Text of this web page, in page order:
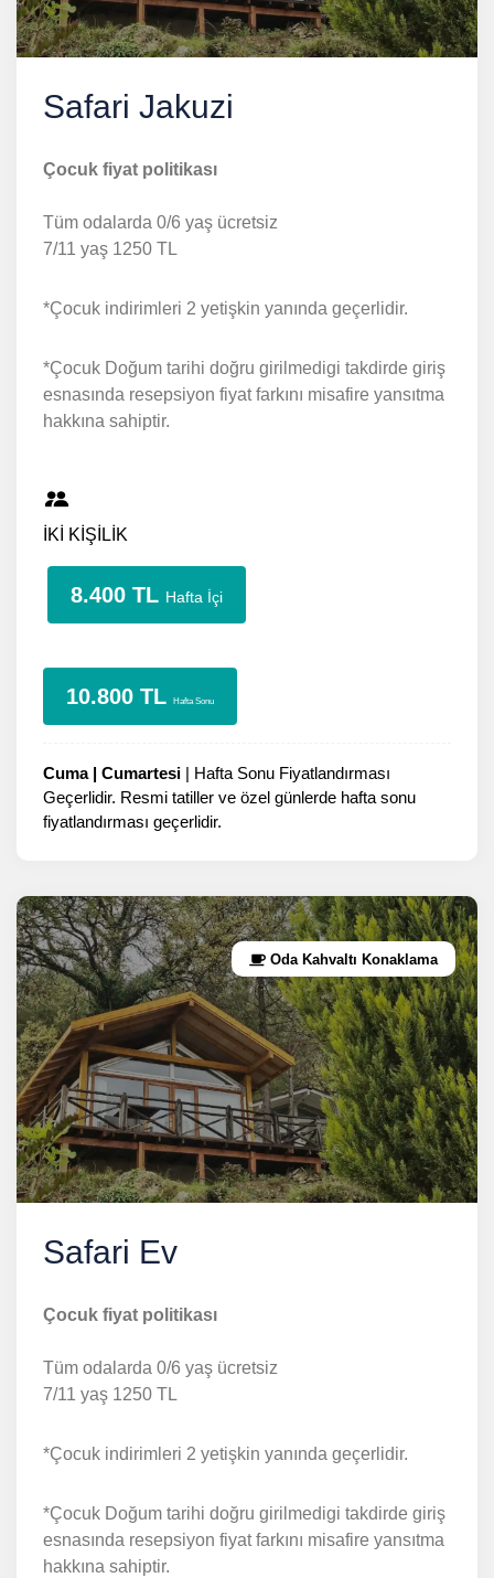
Safari Jakuzi
Çocuk fiyat politikası
Tüm odalarda 0/6 yaş ücretsiz
7/11 yaş 1250 TL
*Çocuk indirimleri 2 yetişkin yanında geçerlidir.
*Çocuk Doğum tarihi doğru girilmedigi takdirde giriş
esnasında resepsiyon fiyat farkını misafire yansıtma
hakkına sahiptir.
İKİ KİŞİLİK
8.400 TL Hafta İçi
10.800 TL Hafta Sonu
Cuma | Cumartesi | Hafta Sonu Fiyatlandırması
Geçerlidir. Resmi tatiller ve özel günlerde hafta sonu
fiyatlandırması geçerlidir.
Oda Kahvaltı Konaklama
Safari Ev
Çocuk fiyat politikası
Tüm odalarda 0/6 yaş ücretsiz
7/11 yaş 1250 TL
*Çocuk indirimleri 2 yetişkin yanında geçerlidir.
*Çocuk Doğum tarihi doğru girilmedigi takdirde giriş
esnasında resepsiyon fiyat farkını misafire yansıtma
hakkına sahiptir.